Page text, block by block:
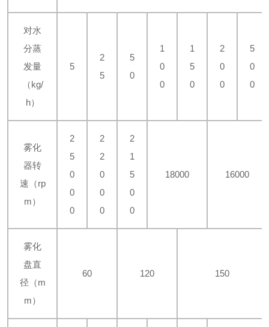
对水
分蒸
发量
（kg/
h）
5
2
5
5
0
1
0
0
1
5
0
2
0
0
5
0
0
雾化
器转
速（rp
m）
2
5
0
0
0
2
2
0
0
0
2
1
5
0
0
18000 16000
雾化
盘直
径（m
m）
60 120 150